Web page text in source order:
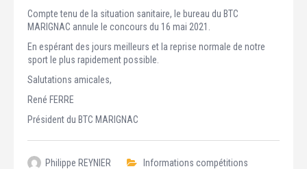
Compte tenu de la situation sanitaire, le bureau du BTC
MARIGNAC annule le concours du 16 mai 2021.
En espérant des jours meilleurs et la reprise normale de notre
sport le plus rapidement possible.
Salutations amicales,
René FERRE
Président du BTC MARIGNAC
Philippe REYNIER Informations compétitions